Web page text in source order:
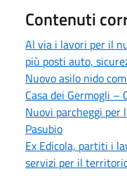
Contenuti
Al via i lavori per il
più posti auto,
Nuovo asilo nido
Casa dei Germogli –
Nuovi parcheggi
Pasubio
Ex Edicola, partiti i
servizi per il